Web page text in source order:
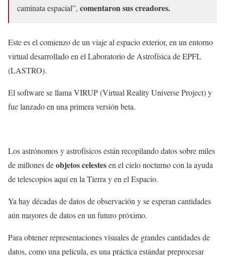
caminata espacial”, comentaron sus creadores.
Este es el comienzo de un viaje al espacio exterior, en un entorno
virtual desarrollado en el Laboratorio de Astrofísica de EPFL
(LASTRO).
El software se llama VIRUP (Virtual Reality Universe Project) y
fue lanzado en una primera versión beta.
Los astrónomos y astrofísicos están recopilando datos sobre miles
de millones deobjetos celestesen el cielo nocturno con la ayuda
de telescopios aquí en la Tierra y en el Espacio.
Ya hay décadas de datos de observación y se esperan cantidades
aún mayores de datos en un futuro próximo.
Para obtener representaciones visuales de grandes cantidades de
datos, como una película, es una práctica estándar preprocesar